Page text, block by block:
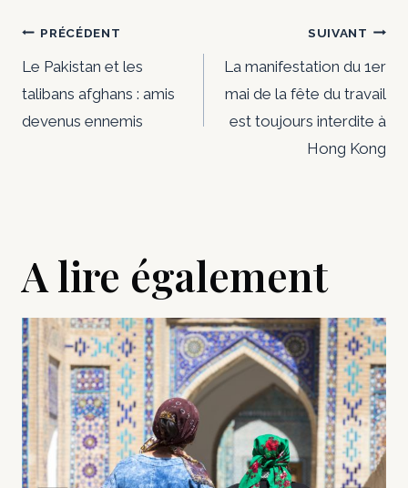
Navigation
de
l’article
PRÉCÉDENT
Le Pakistan et les
talibans afghans : amis
devenus ennemis
SUIVANT
La manifestation du 1er
mai de la fête du travail
est toujours interdite à
Hong Kong
A lire également